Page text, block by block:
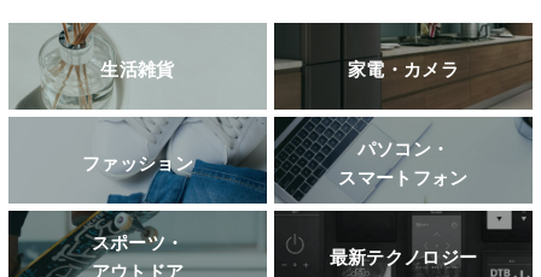
生活雑貨 家電・カメラ
ファッション
パソコン・
スマートフォン
スポーツ・
アウトドア
最新テクノロジー